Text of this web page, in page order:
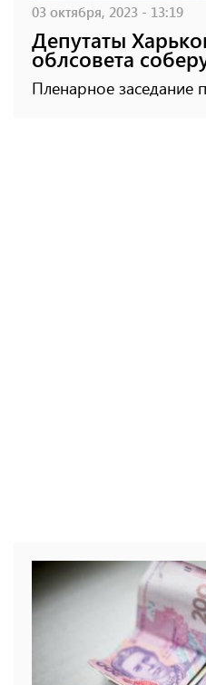
03 октября, 2023 - 13:19
Депутаты
облсовета
Пленарное заседание